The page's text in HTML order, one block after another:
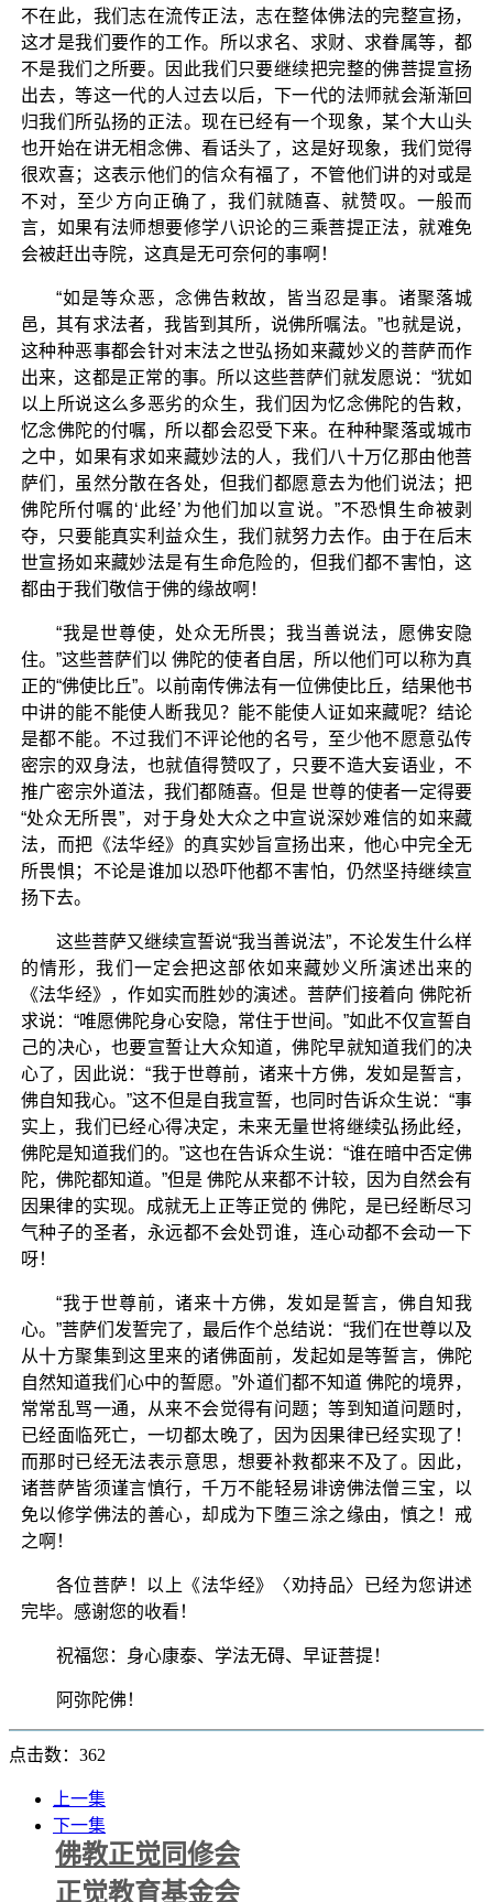
不在此，我们志在流传正法，志在整体佛法的完整宣扬，
这才是我们要作的工作。所以求名、求财、求眷属等，都
不是我们之所要。因此我们只要继续把完整的佛菩提宣扬
出去，等这一代的人过去以后，下一代的法师就会渐渐回
归我们所弘扬的正法。现在已经有一个现象，某个大山头
也开始在讲无相念佛、看话头了，这是好现象，我们觉得
很欢喜；这表示他们的信众有福了，不管他们讲的对或是
不对，至少方向正确了，我们就随喜、就赞叹。一般而
言，如果有法师想要修学八识论的三乘菩提正法，就难免
会被赶出寺院，这真是无可奈何的事啊！
“如是等众恶，念佛告敕故，皆当忍是事。诸聚落城
邑，其有求法者，我皆到其所，说佛所嘱法。”也就是说，
这种种恶事都会针对末法之世弘扬如来藏妙义的菩萨而作
出来，这都是正常的事。所以这些菩萨们就发愿说：“犹如
以上所说这么多恶劣的众生，我们因为忆念佛陀的告敕，
忆念佛陀的付嘱，所以都会忍受下来。在种种聚落或城市
之中，如果有求如来藏妙法的人，我们八十万亿那由他菩
萨们，虽然分散在各处，但我们都愿意去为他们说法；把
佛陀所付嘱的‘此经’为他们加以宣说。”不恐惧生命被剥
夺，只要能真实利益众生，我们就努力去作。由于在后末
世宣扬如来藏妙法是有生命危险的，但我们都不害怕，这
都由于我们敬信于佛的缘故啊！
“我是世尊使，处众无所畏；我当善说法，愿佛安隐
住。”这些菩萨们以 佛陀的使者自居，所以他们可以称为真
正的“佛使比丘”。以前南传佛法有一位佛使比丘，结果他书
中讲的能不能使人断我见？能不能使人证如来藏呢？结论
是都不能。不过我们不评论他的名号，至少他不愿意弘传
密宗的双身法，也就值得赞叹了，只要不造大妄语业，不
推广密宗外道法，我们都随喜。但是 世尊的使者一定得要
“处众无所畏”，对于身处大众之中宣说深妙难信的如来藏
法，而把《法华经》的真实妙旨宣扬出来，他心中完全无
所畏惧；不论是谁加以恐吓他都不害怕，仍然坚持继续宣
扬下去。
这些菩萨又继续宣誓说“我当善说法”，不论发生什么样
的情形，我们一定会把这部依如来藏妙义所演述出来的
《法华经》，作如实而胜妙的演述。菩萨们接着向 佛陀祈
求说：“唯愿佛陀身心安隐，常住于世间。”如此不仅宣誓自
己的决心，也要宣誓让大众知道，佛陀早就知道我们的决
心了，因此说：“我于世尊前，诸来十方佛，发如是誓言，
佛自知我心。”这不但是自我宣誓，也同时告诉众生说：“事
实上，我们已经心得决定，未来无量世将继续弘扬此经，
佛陀是知道我们的。”这也在告诉众生说：“谁在暗中否定佛
陀，佛陀都知道。”但是 佛陀从来都不计较，因为自然会有
因果律的实现。成就无上正等正觉的 佛陀，是已经断尽习
气种子的圣者，永远都不会处罚谁，连心动都不会动一下
呀！
“我于世尊前，诸来十方佛，发如是誓言，佛自知我
心。”菩萨们发誓完了，最后作个总结说：“我们在世尊以及
从十方聚集到这里来的诸佛面前，发起如是等誓言，佛陀
自然知道我们心中的誓愿。”外道们都不知道 佛陀的境界，
常常乱骂一通，从来不会觉得有问题；等到知道问题时，
已经面临死亡，一切都太晚了，因为因果律已经实现了！
而那时已经无法表示意思，想要补救都来不及了。因此，
诸菩萨皆须谨言慎行，千万不能轻易诽谤佛法僧三宝，以
免以修学佛法的善心，却成为下堕三涂之缘由，慎之！戒
之啊！
各位菩萨！以上《法华经》〈劝持品〉已经为您讲述
完毕。感谢您的收看！
祝福您：身心康泰、学法无碍、早证菩提！
阿弥陀佛！
点击数：362
上一集
下一集
佛教正觉同修会
正觉教育基金会